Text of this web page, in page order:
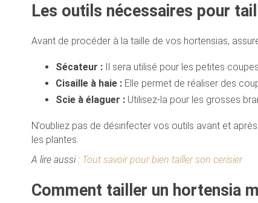
Les outils nécessaires pour
Avant de procéder à la taille de vos hortensias,
Sécateur : Il sera utilisé pour les petites
Cisaille à haie : Elle permet de réaliser des
Scie à élaguer : Utilisez-la pour les grosses
N’oubliez pas de désinfecter vos outils avant et
les plantes.
A lire aussi : Tout savoir pour bien tailler son cerisier
Comment tailler un hortensia